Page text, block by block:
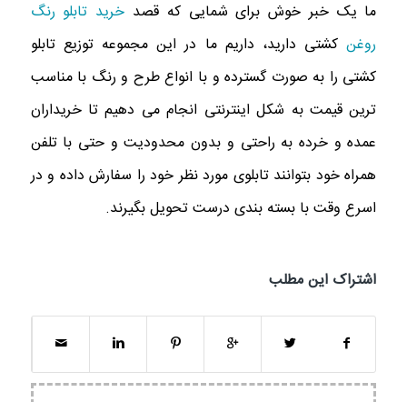
ما یک خبر خوش برای شمایی که قصد خرید تابلو رنگ
روغنکشتی دارید، داریم ما در این مجموعه توزیع تابلو
کشتی را به صورت گسترده و با انواع طرح و رنگ با مناسب
ترین قیمت به شکل اینترنتی انجام می دهیم تا خریداران
عمده و خرده به راحتی و بدون محدودیت و حتی با تلفن
همراه خود بتوانند تابلوی مورد نظر خود را سفارش داده و در
اسرع وقت با بسته بندی درست تحویل بگیرند.
اشتراک این مطلب